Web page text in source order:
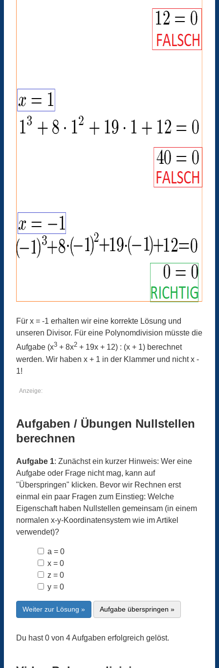
Für x = -1 erhalten wir eine korrekte Lösung und
unseren Divisor. Für eine Polynomdivision müsste die
Aufgabe (x3 + 8x2 + 19x + 12) : (x + 1) berechnet
werden. Wir haben x + 1 in der Klammer und nicht x -
1!
Anzeige:
Aufgaben / Übungen Nullstellen
berechnen
Aufgabe 1: Zunächst ein kurzer Hinweis: Wer eine
Aufgabe oder Frage nicht mag, kann auf
"Überspringen" klicken. Bevor wir Rechnen erst
einmal ein paar Fragen zum Einstieg: Welche
Eigenschaft haben Nullstellen gemeinsam (in einem
normalen x-y-Koordinatensystem wie im Artikel
verwendet)?
a = 0
x = 0
z = 0
y = 0
Weiter zur Lösung » Aufgabe überspringen »
Du hast 0 von 4 Aufgaben erfolgreich gelöst.